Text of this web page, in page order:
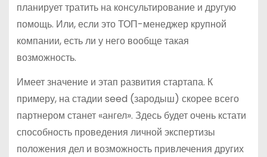
планирует тратить на консультирование и другую
помощь. Или, если это ТОП-менеджер крупной
компании, есть ли у него вообще такая
возможность.
Имеет значение и этап развития стартапа. К
примеру, на стадии seed (зародыш) скорее всего
партнером станет «ангел». Здесь будет очень кстати
способность проведения личной экспертизы
положения дел и возможность привлечения других